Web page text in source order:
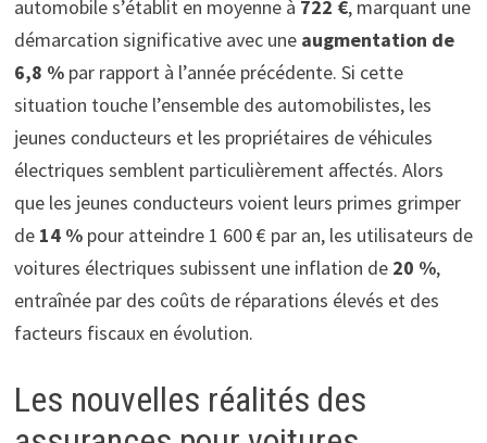
automobile s’établit en moyenne à 722 €, marquant une
démarcation significative avec une augmentation de
6,8 %par rapport à l’année précédente. Si cette
situation touche l’ensemble des automobilistes, les
jeunes conducteurs et les propriétaires de véhicules
électriques semblent particulièrement affectés. Alors
que les jeunes conducteurs voient leurs primes grimper
de 14 %pour atteindre 1 600 € par an, les utilisateurs de
voitures électriques subissent une inflation de 20 %,
entraînée par des coûts de réparations élevés et des
facteurs fiscaux en évolution.
Les nouvelles réalités des